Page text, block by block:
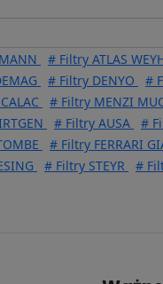
# Filtry ATLAS
# Filtry DENYO #
# Filtry MENZI
# Filtry AUSA #
# Filtry FERRARI
# Filtry STEYR #